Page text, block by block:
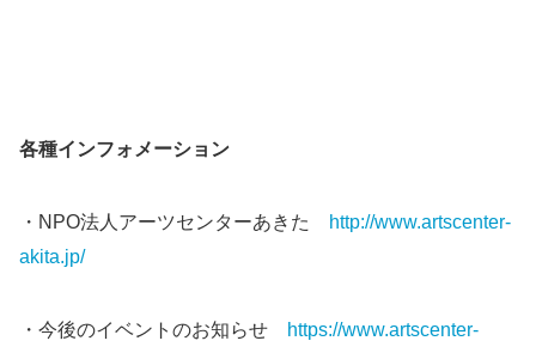
各種インフォメーション
・NPO法人アーツセンターあきた
http://www.artscenter-
akita.jp/
・今後のイベントのお知らせ
https://www.artscenter-